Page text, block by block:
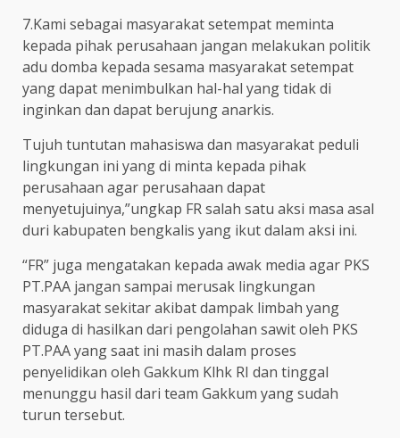
7.Kami sebagai masyarakat setempat meminta
kepada pihak perusahaan jangan melakukan politik
adu domba kepada sesama masyarakat setempat
yang dapat menimbulkan hal-hal yang tidak di
inginkan dan dapat berujung anarkis.
Tujuh tuntutan mahasiswa dan masyarakat peduli
lingkungan ini yang di minta kepada pihak
perusahaan agar perusahaan dapat
menyetujuinya,”ungkap FR salah satu aksi masa asal
duri kabupaten bengkalis yang ikut dalam aksi ini.
“FR” juga mengatakan kepada awak media agar PKS
PT.PAA jangan sampai merusak lingkungan
masyarakat sekitar akibat dampak limbah yang
diduga di hasilkan dari pengolahan sawit oleh PKS
PT.PAA yang saat ini masih dalam proses
penyelidikan oleh Gakkum Klhk RI dan tinggal
menunggu hasil dari team Gakkum yang sudah
turun tersebut.